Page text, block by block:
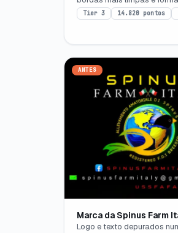
Tier 3 14.820 pontos
ANTES
Marca da Spinus Farm
Logo e texto depurados